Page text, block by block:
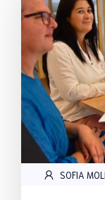
SOFIA